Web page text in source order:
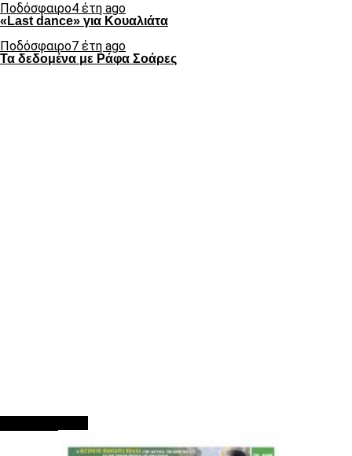
Ποδόσφαιρο4 έτη ago
«Last dance» για Κουαλιάτα
Ποδόσφαιρο7 έτη ago
Τα δεδομένα με Ράφα Σοάρες